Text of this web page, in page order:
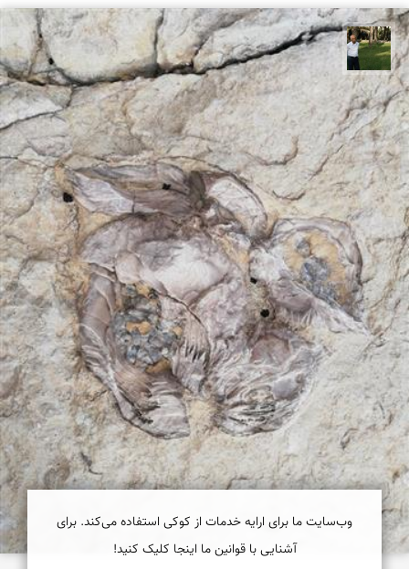
عبدل شعبانی
وب‌سایت ما برای ارایه خدمات از کوکی استفاده می‌کند. برای
آشنایی با قوانین ما اینجا کلیک کنید!